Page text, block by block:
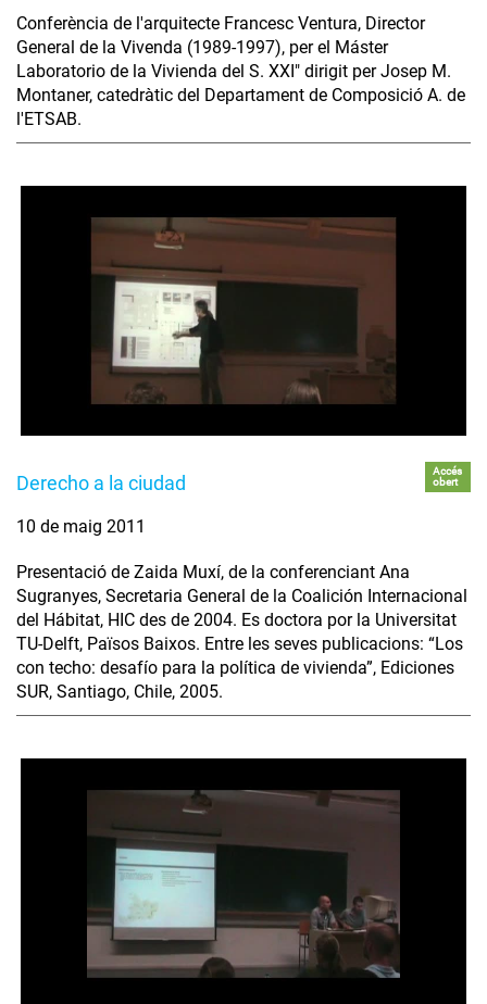
Conferència de l'arquitecte Francesc Ventura, Director
General de la Vivenda (1989-1997), per el Máster
Laboratorio de la Vivienda del S. XXI" dirigit per Josep M.
Montaner, catedràtic del Departament de Composició A. de
l'ETSAB.
Derecho a la ciudad
Accés
obert
10 de maig 2011
Presentació de Zaida Muxí, de la conferenciant Ana
Sugranyes, Secretaria General de la Coalición Internacional
del Hábitat, HIC des de 2004. Es doctora por la Universitat
TU-Delft, Països Baixos. Entre les seves publicacions: “Los
con techo: desafío para la política de vivienda”, Ediciones
SUR, Santiago, Chile, 2005.